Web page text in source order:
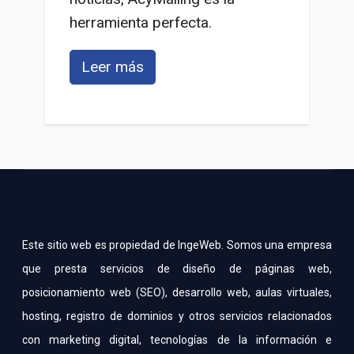
herramienta perfecta.
Leer más
Este sitio web es propiedad de IngeWeb. Somos una empresa
que presta servicios de diseño de páginas web,
posicionamiento web (SEO), desarrollo web, aulas virtuales,
hosting, registro de dominios y otros servicios relacionados
con marketing digital, tecnologías de la información e